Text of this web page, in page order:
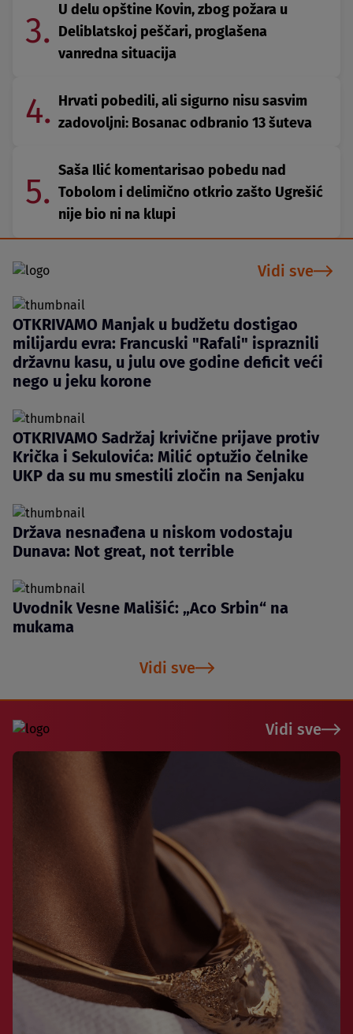
3.
U delu opštine Kovin, zbog požara u
Deliblatskoj peščari, proglašena
vanredna situacija
4. Hrvati pobedili, ali sigurno nisu sasvim
zadovoljni: Bosanac odbranio 13 šuteva
5.
Saša Ilić komentarisao pobedu nad
Tobolom i delimično otkrio zašto Ugrešić
nije bio ni na klupi
Vidi sve
OTKRIVAMO Manjak u budžetu dostigao
milijardu evra: Francuski "Rafali" ispraznili
državnu kasu, u julu ove godine deficit veći
nego u jeku korone
OTKRIVAMO Sadržaj krivične prijave protiv
Krička i Sekulovića: Milić optužio čelnike
UKP da su mu smestili zločin na Senjaku
Država nesnađena u niskom vodostaju
Dunava: Not great, not terrible
Uvodnik Vesne Mališić: „Aco Srbin“ na
mukama
Vidi sve
Vidi sve